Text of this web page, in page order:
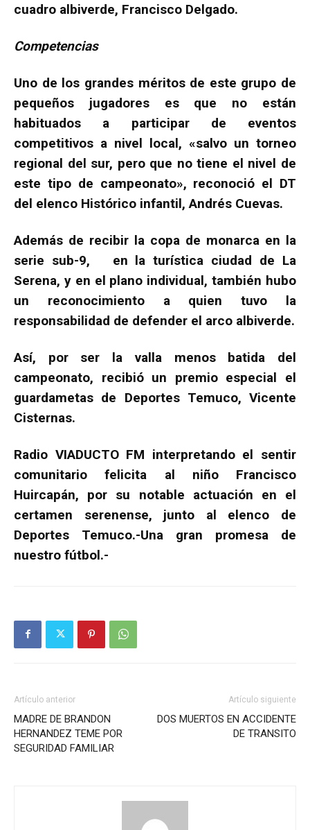
cuadro albiverde, Francisco Delgado.
Competencias
Uno de los grandes méritos de este grupo de
pequeños jugadores es que no están
habituados a participar de eventos
competitivos a nivel local, «salvo un torneo
regional del sur, pero que no tiene el nivel de
este tipo de campeonato», reconoció el DT
del elenco Histórico infantil, Andrés Cuevas.
Además de recibir la copa de monarca en la
serie sub-9, en la turística ciudad de La
Serena, y en el plano individual, también hubo
un reconocimiento a quien tuvo la
responsabilidad de defender el arco albiverde.
Así, por ser la valla menos batida del
campeonato, recibió un premio especial el
guardametas de Deportes Temuco, Vicente
Cisternas.
Radio VIADUCTO FM interpretando el sentir
comunitario felicita al niño Francisco
Huircapán, por su notable actuación en el
certamen serenense, junto al elenco de
Deportes Temuco.-Una gran promesa de
nuestro fútbol.-
Artículo anterior
MADRE DE BRANDON
HERNANDEZ TEME POR
SEGURIDAD FAMILIAR
Artículo siguiente
DOS MUERTOS EN ACCIDENTE
DE TRANSITO